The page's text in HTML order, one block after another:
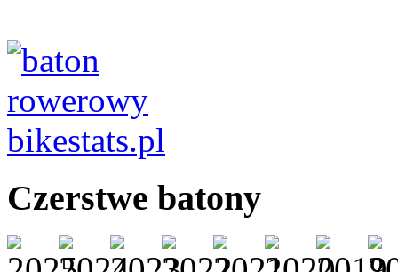
Czerstwe batony